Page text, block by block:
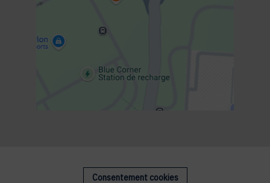
Consentement cookies